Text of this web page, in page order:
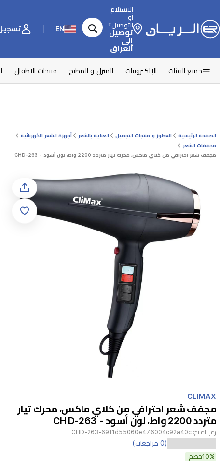
الاستلام
أو
التوصيل؟
توصيل
إلى
العراق
EN تسجيل
جميع الفئات الإلكترونيات المنزل و المطبخ منتجات الاطفال
الصفحة الرئيسية العطور و منتجات التجميل العناية بالشعر
أجهزة الشعر الكهربائية
مجففات الشعر
مجفف شعر احترافي من كلاي ماكس، محرك تيار متردد 2200 واط، لون أسود - CHD-263
1
1
CLIMAX
مجفف شعر احترافي من كلاي ماكس، محرك تيار
متردد 2200 واط، لون أسود - CHD-263
رمز المنتج: CHD-263-6911d55060e476004c92a40c
على
(0 مراجعات)
10%خصم